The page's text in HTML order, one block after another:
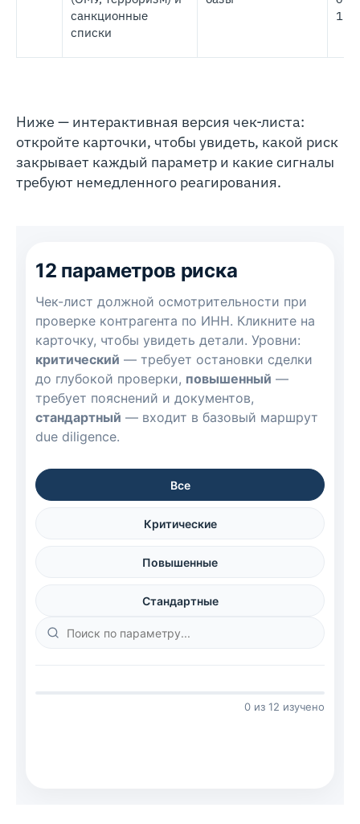
санкционные
списки
Ниже — интерактивная версия чек-листа:
откройте карточки, чтобы увидеть, какой риск
закрывает каждый параметр и какие сигналы
требуют немедленного реагирования.